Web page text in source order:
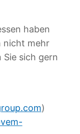
haben
nicht mehr
sich gern
)